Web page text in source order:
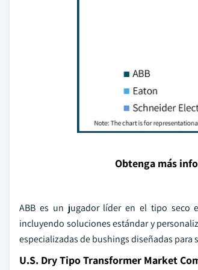
Obtenga más
ABB es un jugador líder en el tipo seco
incluyendo soluciones estándar y
especializadas de bushings diseñadas
U.S. Dry Tipo Transformer Market